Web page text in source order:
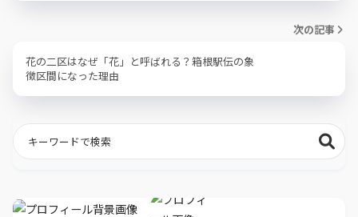
次の記事
花の二区はなぜ「花」と呼ばれる？箱根駅伝の象
徴区間になった理由